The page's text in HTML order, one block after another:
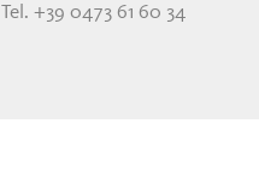
Tel. +39 0473 61 60 34